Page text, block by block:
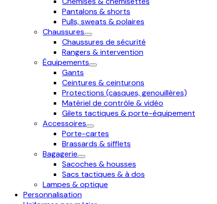
Pantalons & shorts
Pulls, sweats & polaires
Chaussures
Chaussures de sécurité
Rangers & intervention
Équipements
Gants
Ceintures & ceinturons
Protections (casques, genouillères)
Matériel de contrôle & vidéo
Gilets tactiques & porte-équipement
Accessoires
Porte-cartes
Brassards & sifflets
Bagagerie
Sacoches & housses
Sacs tactiques & à dos
Lampes & optique
Personnalisation